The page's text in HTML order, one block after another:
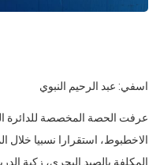
اسفي: عبد الرحيم النبوي
عرفت الحصة المخصصة للدائرة
الاخطبوط، استقرارا نسبيا خلال
المكلفة بالصيد البحري، زكية